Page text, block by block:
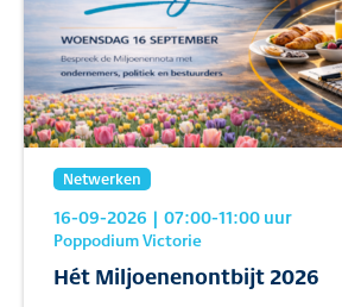
Netwerken
16-09-2026 | 07:00-11:00uur
Poppodium Victorie
Hét Miljoenenontbijt 2026